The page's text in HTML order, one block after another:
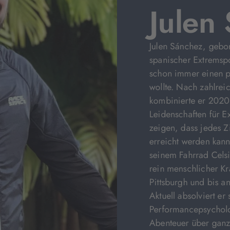
Julen
Julen Sánchez,
spanischer
schon immer einen
wollte. Nach
kombinierte er
Leidenschaften für
zeigen, dass jedes
erreicht werden
seinem Fahrrad
rein menschlicher
Pittsburgh und bis
Aktuell absolviert er
Abenteuer über